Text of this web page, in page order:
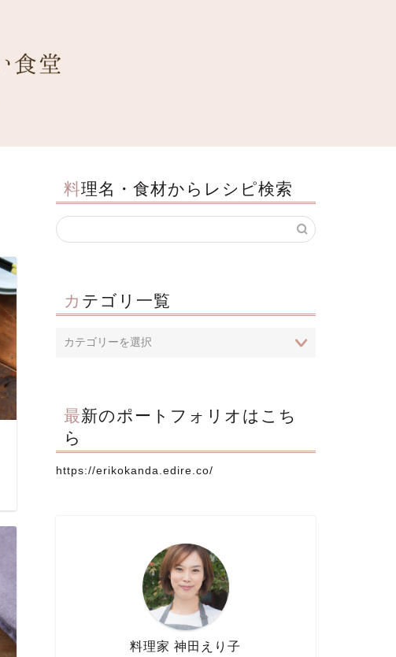
料理名・食材からレシピ検索
カテゴリ一覧
最新のポートフォリオはこち
ら
https://erikokanda.edire.co/
料理家 神田えり子